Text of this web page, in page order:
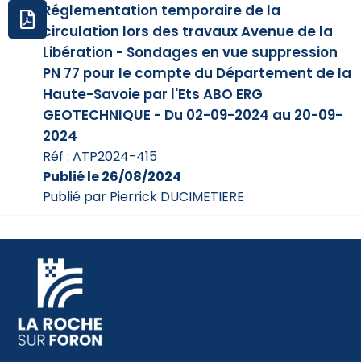
Réglementation temporaire de la
circulation lors des travaux Avenue de la
Libération - Sondages en vue suppression
PN 77 pour le compte du Département de la
Haute-Savoie par l'Ets ABO ERG
GEOTECHNIQUE - Du 02-09-2024 au 20-09-
2024
Réf : ATP2024-415
Publié le 26/08/2024
Publié par Pierrick DUCIMETIERE